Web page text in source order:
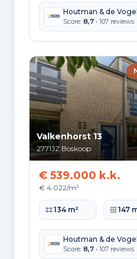
Houtman & de
Score: 8,7 • 107 reviews
Valkenhorst 13
2771JZ Boskoop
€ 539.000 k.k.
€ 4.022/m²
Woonoppervlakte
134 m² 147
Houtman & de
Score: 8,7 • 107 reviews